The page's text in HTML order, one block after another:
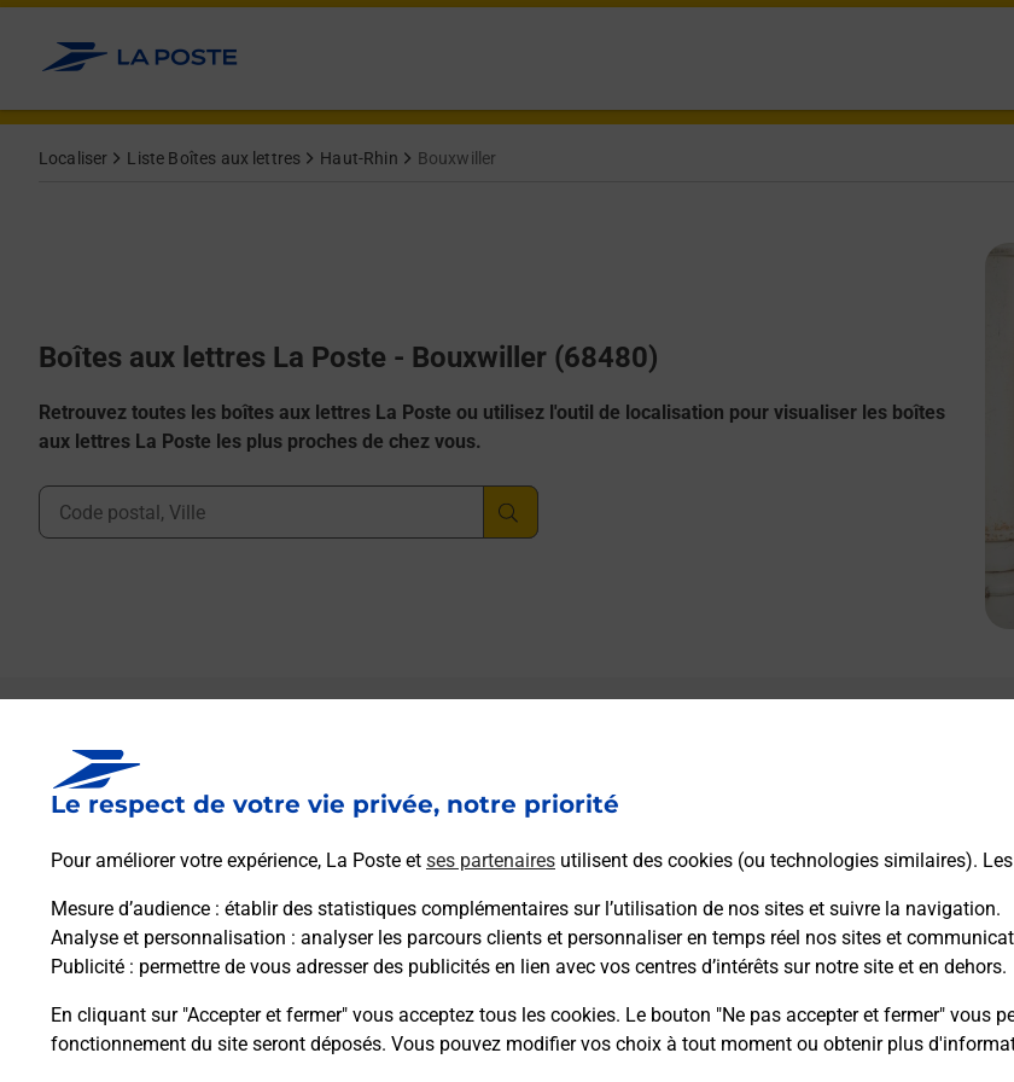
Le respect de votre vie privée, notre priorité
Pour améliorer votre expérience, La Poste et ses partenaires utilisent des cookies (ou technologies similaires).
Mesure d’audience : établir des statistiques complémentaires sur l’utilisation de nos sites et suivre la navigation.
Analyse et personnalisation : analyser les parcours clients et personnaliser en temps réel nos sites et
Publicité : permettre de vous adresser des publicités en lien avec vos centres d’intérêts sur notre site et en dehors.
En cliquant sur "Accepter et fermer" vous acceptez tous les cookies. Le bouton "Ne pas accepter et fermer" vous
fonctionnement du site seront déposés. Vous pouvez modifier vos choix à tout moment ou obtenir plus
Allez au contenu
Localiser Liste Boîtes aux lettres Haut-Rhin Bouxwiller
Boîtes aux lettres La Poste - Bouxwiller (68480)
Retrouvez toutes les boîtes aux lettres La Poste ou utilisez l'outil de localisation pour visualiser les boîtes
aux lettres La Poste les plus proches de chez vous.
Ville, Département, Code Postal
Boîte aux lettres La Poste
Prochaine collecte du courrier samedi à
68480 Bouxwiller
Itinéraire